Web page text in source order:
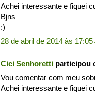
Achei interessante e fiquei
Bjns
:)
28 de abril de 2014 às 17:05
Cici Senhoretti participou
Vou comentar com meu
Achei interessante e fiquei